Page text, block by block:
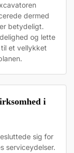
dermed
betydeligt.
og lette
et vellykket
i
sig for
serviceydelser.